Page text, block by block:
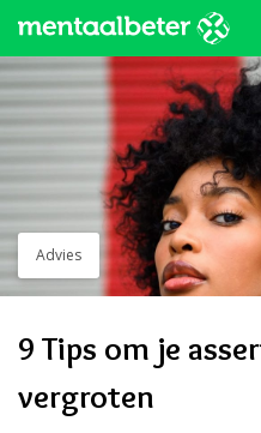
content
Advies
9 Tips om je
vergroten